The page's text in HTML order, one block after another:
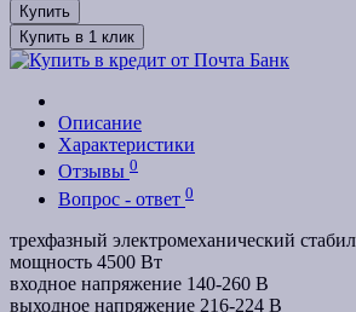
Купить
Купить в 1 клик
Описание
Характеристики
Отзывы 0
Вопрос - ответ 0
трехфазный электромеханический
мощность 4500 Вт
входное напряжение 140-260 В
выходное напряжение 216-224 В